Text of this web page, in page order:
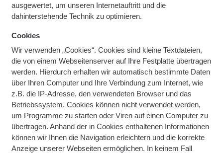
ausgewertet, um unseren Internetauftritt und die
dahinterstehende Technik zu optimieren.
Cookies
Wir verwenden „Cookies“. Cookies sind kleine Textdateien,
die von einem Webseitenserver auf Ihre Festplatte übertragen
werden. Hierdurch erhalten wir automatisch bestimmte Daten
über Ihren Computer und Ihre Verbindung zum Internet, wie
z.B. die IP-Adresse, den verwendeten Browser und das
Betriebssystem. Cookies können nicht verwendet werden,
um Programme zu starten oder Viren auf einen Computer zu
übertragen. Anhand der in Cookies enthaltenen Informationen
können wir Ihnen die Navigation erleichtern und die korrekte
Anzeige unserer Webseiten ermöglichen. In keinem Fall